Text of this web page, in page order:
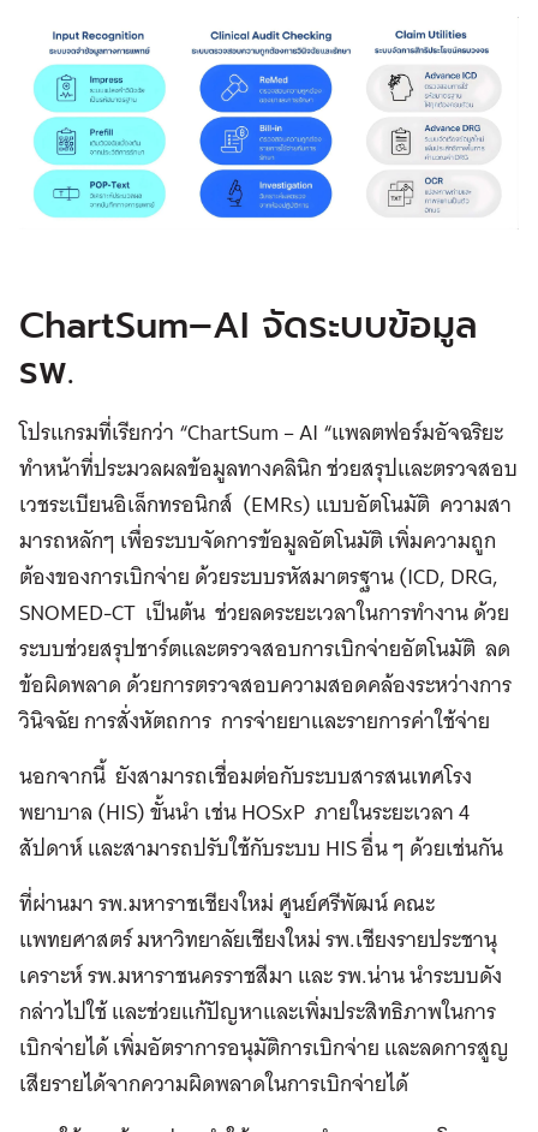
ChartSum–AI จัดระบบข้อมูล
รพ.
โปรแกรมที่เรียกว่า “ChartSum – AI “แพลตฟอร์มอัจฉริยะ
ทำหน้าที่ประมวลผลข้อมูลทางคลินิก ช่วยสรุปและตรวจสอบ
เวชระเบียนอิเล็กทรอนิกส์ (EMRs) แบบอัตโนมัติ ความสา
มารถหลักๆ เพื่อระบบจัดการข้อมูลอัตโนมัติ เพิ่มความถูก
ต้องของการเบิกจ่าย ด้วยระบบรหัสมาตรฐาน (ICD, DRG,
SNOMED-CT เป็นต้น ช่วยลดระยะเวลาในการทำงาน ด้วย
ระบบช่วยสรุปชาร์ตและตรวจสอบการเบิกจ่ายอัตโนมัติ ลด
ข้อผิดพลาด ด้วยการตรวจสอบความสอดคล้องระหว่างการ
วินิจฉัย การสั่งหัตถการ การจ่ายยาและรายการค่าใช้จ่าย
นอกจากนี้ ยังสามารถเชื่อมต่อกับระบบสารสนเทศโรง
พยาบาล (HIS) ขั้นนำ เช่น HOSxP ภายในระยะเวลา 4
สัปดาห์ และสามารถปรับใช้กับระบบ HIS อื่น ๆ ด้วยเช่นกัน
ที่ผ่านมา รพ.มหาราชเชียงใหม่ ศูนย์ศรีพัฒน์ คณะ
แพทยศาสตร์ มหาวิทยาลัยเชียงใหม่ รพ.เชียงรายประชานุ
เคราะห์ รพ.มหาราชนครราชสีมา และ รพ.น่าน นำระบบดัง
กล่าวไปใช้ และช่วยแก้ปัญหาและเพิ่มประสิทธิภาพในการ
เบิกจ่ายได้ เพิ่มอัตราการอนุมัติการเบิกจ่าย และลดการสูญ
เสียรายได้จากความผิดพลาดในการเบิกจ่ายได้